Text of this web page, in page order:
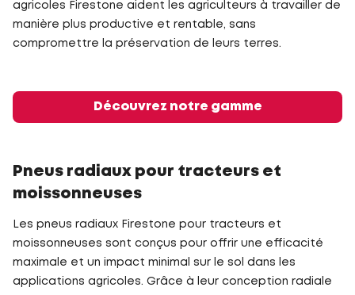
agricoles Firestone aident les agriculteurs à travailler de
manière plus productive et rentable, sans
compromettre la préservation de leurs terres.
Découvrez notre gamme
Pneus radiaux pour tracteurs et
moissonneuses
Les pneus radiaux Firestone pour tracteurs et
moissonneuses sont conçus pour offrir une efficacité
maximale et un impact minimal sur le sol dans les
applications agricoles. Grâce à leur conception radiale